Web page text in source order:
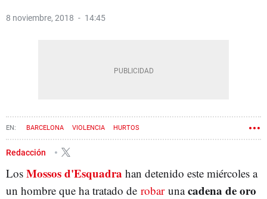
8 noviembre, 2018 14:45
BARCELONA VIOLENCIA HURTOS
Redacción
Los Mossos d'Esquadra han detenido este miércoles a
un hombre que ha tratado de robarunacadena de oro